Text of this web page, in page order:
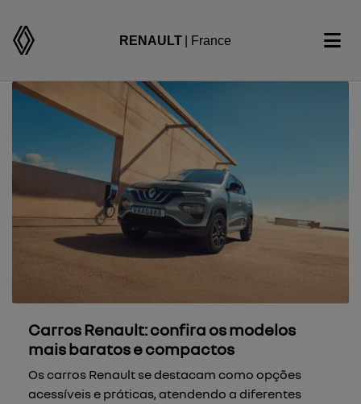
RENAULT | France
Carros Renault: confira os modelos
mais baratos e compactos
Os carros Renault se destacam como opções
acessíveis e práticas, atendendo a diferentes